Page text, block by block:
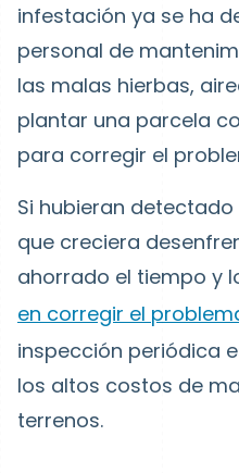
infestación ya se ha
personal de
las malas hierbas,
plantar una parcela
para corregir el
Si hubieran
que creciera
ahorrado el tiempo y
en corregir el
inspección periódica
los altos costos de
terrenos.